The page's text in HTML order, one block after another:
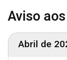
Aviso
Abril de